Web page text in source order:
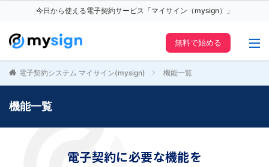
今日から使える電子契約サービス「マイサイン（mysign）」
無料で始める
電子契約システム マイサイン(mysign) 機能一覧
機能一覧
電子契約に必要な機能を